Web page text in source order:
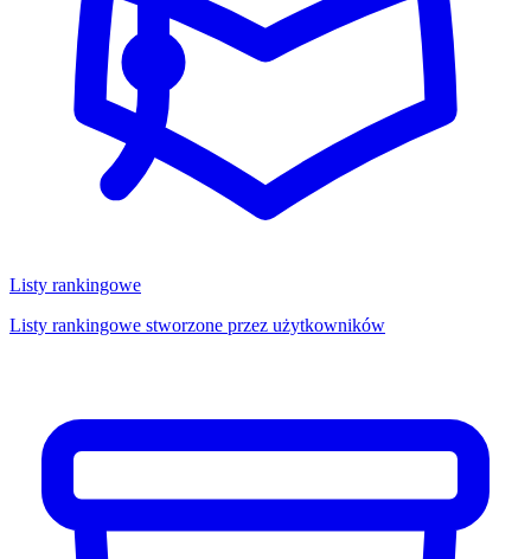
Listy rankingowe
Listy rankingowe stworzone przez użytkowników